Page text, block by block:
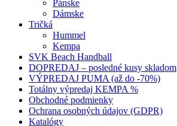
Pánske
Dámske
Tričká
Hummel
Kempa
SVK Beach Handball
DOPREDAJ – posledné kusy skladom
VÝPREDAJ PUMA (až do -70%)
Totálny výpredaj KEMPA %
Obchodné podmienky
Ochrana osobných údajov (GDPR)
Katalógy